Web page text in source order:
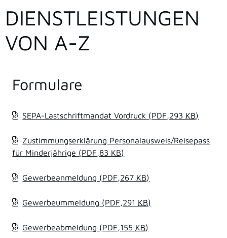
DIENSTLEISTUNGEN
VON A-Z
Formulare
SEPA-Lastschriftmandat Vordruck (PDF,293 KB)
Zustimmungserklärung Personalausweis/Reisepass
für Minderjährige (PDF,83 KB)
Gewerbeanmeldung (PDF,267 KB)
Gewerbeummeldung (PDF,291 KB)
Gewerbeabmeldung (PDF,155 KB)